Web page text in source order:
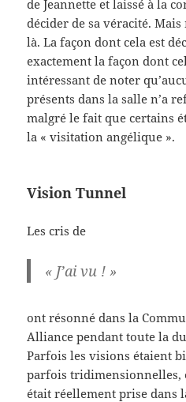
de Jeannette et laissé à la
décider de sa véracité.
là. La façon dont cela est
exactement la façon dont
intéressant de noter
présents dans la salle n’a
malgré le fait que certains
la « visitation angélique ».
Vision Tunnel
Les cris de
« J’ai vu ! »
ont résonné dans la
Alliance pendant toute la
Parfois les visions étaient
parfois tridimensionnelles,
était réellement prise dans